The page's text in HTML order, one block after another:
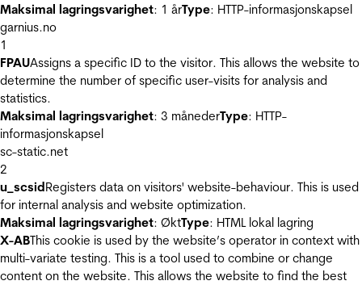
Maksimal lagringsvarighet: 1 årType: HTTP-informasjonskapsel
garnius.no
1
FPAUAssigns a specific ID to the visitor. This allows the website to
determine the number of specific user-visits for analysis and
statistics.
Maksimal lagringsvarighet: 3 månederType: HTTP-
informasjonskapsel
sc-static.net
2
u_scsidRegisters data on visitors' website-behaviour. This is used
for internal analysis and website optimization.
Maksimal lagringsvarighet: ØktType: HTML lokal lagring
X-ABThis cookie is used by the website’s operator in context with
multi-variate testing. This is a tool used to combine or change
content on the website. This allows the website to find the best